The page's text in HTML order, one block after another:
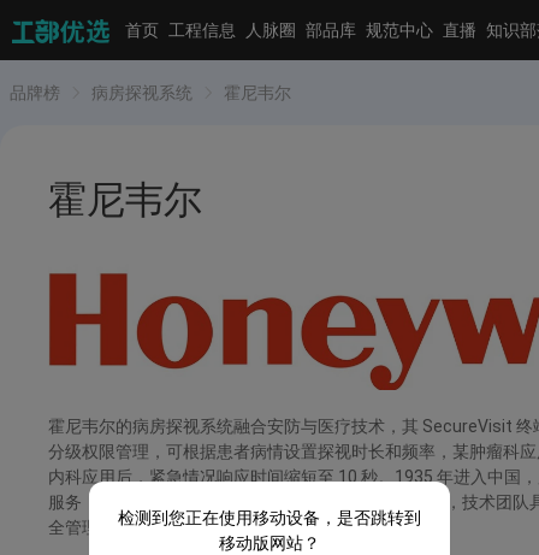
首页 工程信息 人脉圈 部品库 规范中心 直播 知识
品牌榜 病房探视系统 霍尼韦尔
霍尼韦尔
霍尼韦尔的病房探视系统融合安防与医疗技术，其 SecureVisit
分级权限管理，可根据患者病情设置探视时长和频率，某肿瘤科
内科应用后，紧急情况响应时间缩短至 10 秒。1935 年进入中国
服务，产品通过 UL 安全认证，可与医院门禁系统联动，技术团
全管理体系。
检测到您正在使用移动设备，是否跳转到
移动版网站？